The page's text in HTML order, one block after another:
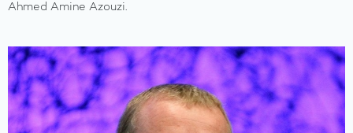
Ahmed Amine Azouzi.